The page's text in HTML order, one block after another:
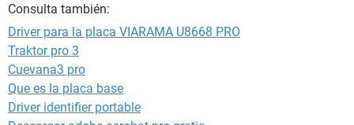
Consulta también:
Driver para la placa VIARAMA U8668 PRO
Traktor pro 3
Cuevana3 pro
Que es la placa base
Driver identifier portable